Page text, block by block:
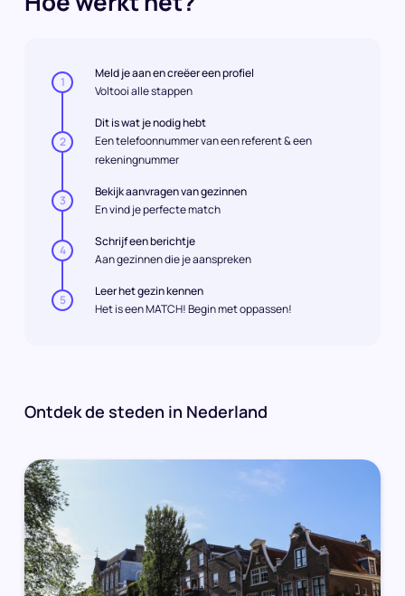
1
Meld je aan en creëer een profiel
Voltooi alle stappen
2
Dit is wat je nodig hebt
Een telefoonnummer van een referent & een
rekeningnummer
3
Bekijk aanvragen van gezinnen
En vind je perfecte match
4
Schrijf een berichtje
Aan gezinnen die je aanspreken
5
Leer het gezin kennen
Het is een MATCH! Begin met oppassen!
Ontdek de steden in Nederland